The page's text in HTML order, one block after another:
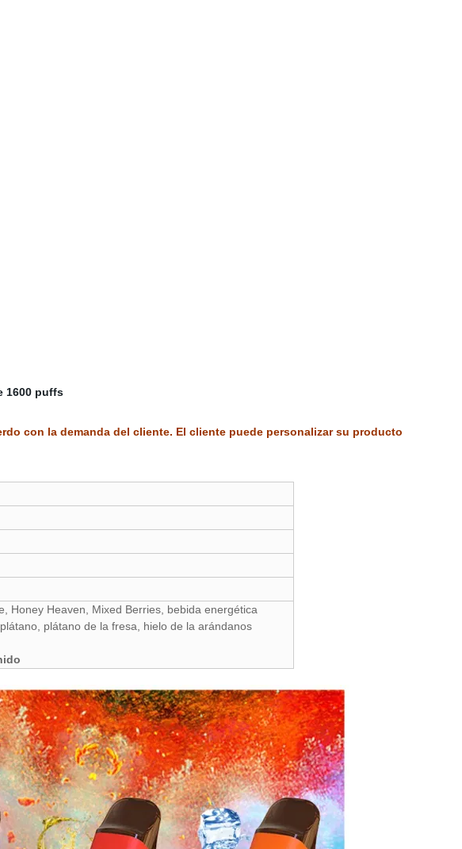
1600 puffs
con la demanda del cliente. El cliente puede personalizar su producto
Honey Heaven, Mixed Berries, bebida energética
plátano de la fresa, hielo de la arándanos